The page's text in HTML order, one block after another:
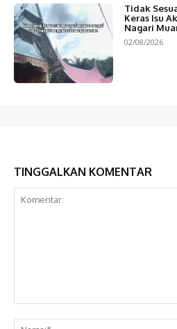
Tidak
Keras Isu
Nagari
02/08/2026
TINGGALKAN KOMENTAR